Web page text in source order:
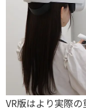
VR版はより実際